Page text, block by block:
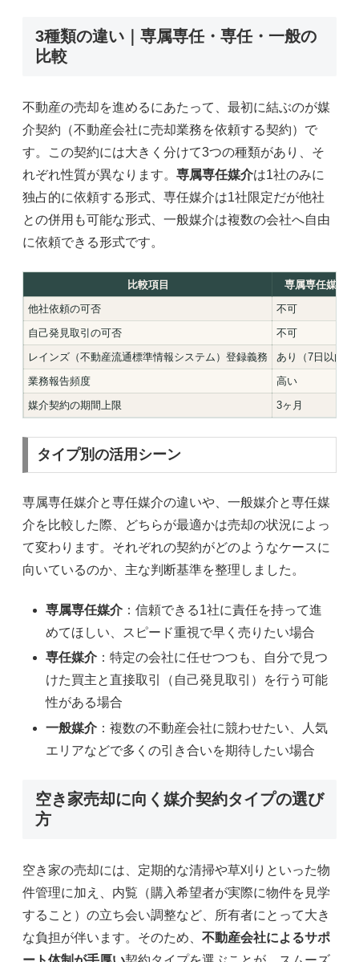
3種類の違い｜専属専任・専任・一般の
比較
不動産の売却を進めるにあたって、最初に結ぶのが媒
介契約（不動産会社に売却業務を依頼する契約）で
す。この契約には大きく分けて3つの種類があり、そ
れぞれ性質が異なります。 専属専任媒介は1社のみに
独占的に依頼する形式、専任媒介は1社限定だが他社
との併用も可能な形式、一般媒介は複数の会社へ自由
に依頼できる形式です。
比較項目
専属専任媒介
他社依頼の可否
不可
自己発見取引の可否
不可
レインズ（不動産流通標準情報システム）登録義務
あり（7日以内）
業務報告頻度
高い
媒介契約の期間上限
3ヶ月
タイプ別の活用シーン
専属専任媒介と専任媒介の違いや、一般媒介と専任媒
介を比較した際、どちらが最適かは売却の状況によっ
て変わります。それぞれの契約がどのようなケースに
向いているのか、主な判断基準を整理しました。
専属専任媒介 ：信頼できる1社に責任を持って進
めてほしい、スピード重視で早く売りたい場合
専任媒介 ：特定の会社に任せつつも、自分で見つ
けた買主と直接取引（自己発見取引）を行う可能
性がある場合
一般媒介 ：複数の不動産会社に競わせたい、人気
エリアなどで多くの引き合いを期待したい場合
空き家売却に向く媒介契約タイプの選び
方
空き家の売却には、定期的な清掃や草刈りといった物
件管理に加え、内覧（購入希望者が実際に物件を見学
すること）の立ち会い調整など、所有者にとって大き
な負担が伴います。そのため、 不動産会社によるサポ